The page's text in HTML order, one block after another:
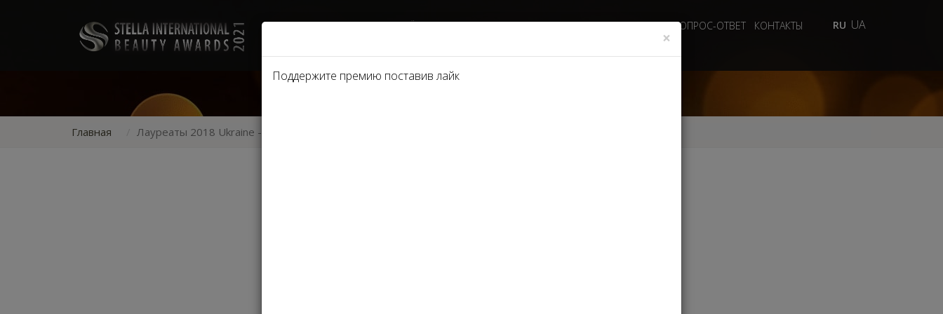
НОМИНАЦИИ ПАРТНЁРЫ 2021 О ПРЕМИИ ФОТОГАЛЕРЕЯ СМИ И ВИДЕО ВОПРОС-ОТВЕТ КОНТАКТЫ RU UA
Главная Лауреаты 2018 Ukraine - МАСТЕР АППАРАТНОГО ПЕДИКЮРА
×
Поддержите премию поставив лайк